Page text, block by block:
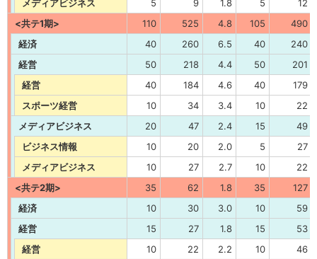
メディアビジネス
5 9 1.8 5
12
<共テ1期>
110 525 4.8 105
490
経済
40 260 6.5 40
240
経営
50 218 4.4 50
201
経営
40 184 4.6 40
179
スポーツ経営
10 34 3.4 10
22
メディアビジネス
20 47 2.4 15
49
ビジネス情報
10 20 2.0 5
27
メディアビジネス
10 27 2.7 10
22
<共テ2期>
35 62 1.8 35
127
経済
10 30 3.0 10
59
経営
15 27 1.8 15
53
経営
10 22 2.2 10
46